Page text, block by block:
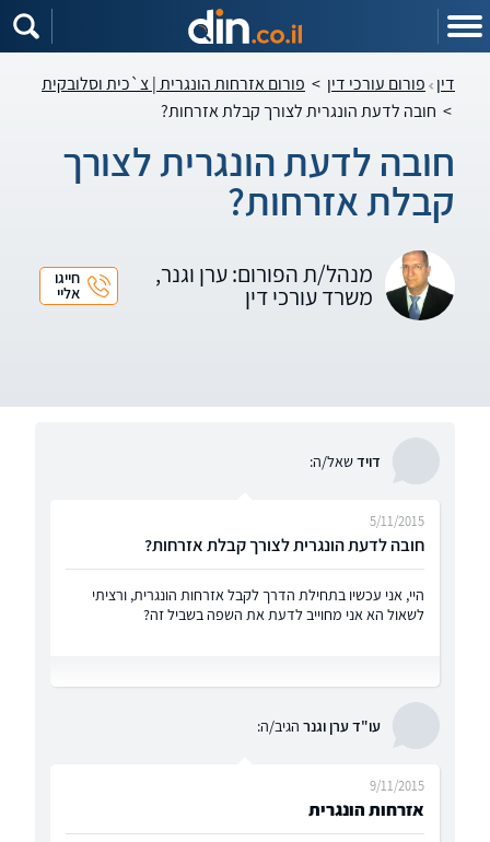
דין פורום עורכי דין > פורום אזרחות הונגרית | צ`כית וסלובקית
> חובה לדעת הונגרית לצורך קבלת אזרחות?
חובה לדעת הונגרית לצורך
קבלת אזרחות?
מנהל/ת הפורום: ערן וגנר,
משרד עורכי דין
חייגו
אליי
דוידשאל/ה:
חובה לדעת הונגרית לצורך קבלת אזרחות?
5/11/2015
היי, אני עכשיו בתחילת הדרך לקבל אזרחות הונגרית, ורציתי
לשאול הא אני מחוייב לדעת את השפה בשביל זה?
עו"ד ערן וגנר הגיב/ה:
אזרחות הונגרית
9/11/2015